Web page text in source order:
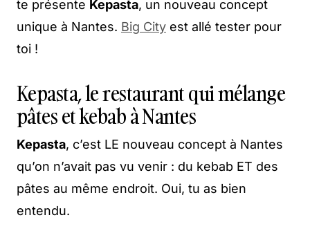
te présente Kepasta, un nouveau concept
unique à Nantes. Big City est allé tester pour
toi !
Kepasta, le restaurant qui mélange
pâtes et kebab à Nantes
Kepasta, c’est LE nouveau concept à Nantes
qu’on n’avait pas vu venir : du kebab ET des
pâtes au même endroit. Oui, tu as bien
entendu.